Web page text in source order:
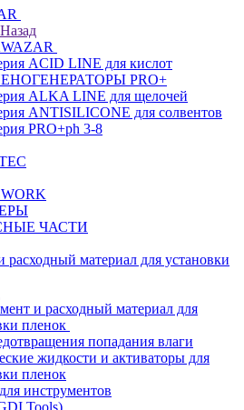
Назад
ACID LINE для кислот
PRO+
ALKA LINE для щелочей
ANTISILICONE для солвентов
PRO+ph 3-8
ЧАСТИ
расходный материал для установки
и расходный материал для
пленок
попадания влаги
жидкости и активаторы для
пленок
инструментов
Tools)